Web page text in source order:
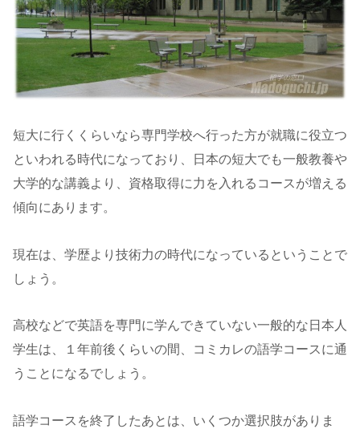
短大に行くくらいなら専門学校へ行った方が就職に役立つ
といわれる時代になっており、日本の短大でも一般教養や
大学的な講義より、資格取得に力を入れるコースが増える
傾向にあります。
現在は、学歴より技術力の時代になっているということで
しょう。
高校などで英語を専門に学んできていない一般的な日本人
学生は、１年前後くらいの間、コミカレの語学コースに通
うことになるでしょう。
語学コースを終了したあとは、いくつか選択肢がありま